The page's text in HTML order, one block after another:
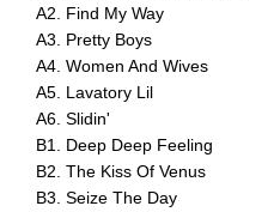
A2. Find My Way
A3. Pretty Boys
A4. Women And Wives
A5. Lavatory Lil
A6. Slidin'
B1. Deep Deep Feeling
B2. The Kiss Of Venus
B3. Seize The Day